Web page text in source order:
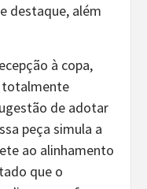
destaque, além
à copa,
totalmente
de adotar
peça simula a
ao alinhamento
que o